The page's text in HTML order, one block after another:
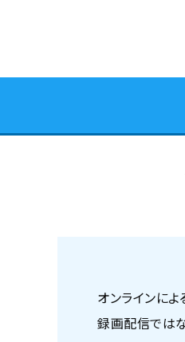
オンラインによ
録画配信ではな